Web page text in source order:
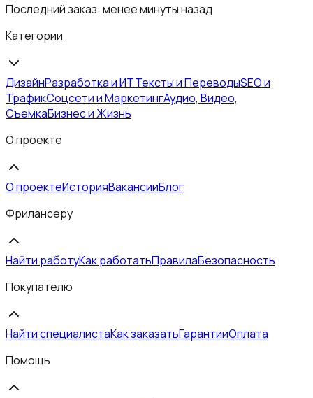
Последний заказ: менее минуты назад
Категории
ДизайнРазработка и ИТТексты и ПереводыSEO и
ТрафикСоцсети и МаркетингАудио, Видео,
СъемкаБизнес и Жизнь
О проекте
О проектеИсторияВакансииБлог
Фрилансеру
Найти работуКак работатьПравилаБезопасность
Покупателю
Найти специалистаКак заказатьГарантииОплата
Помощь